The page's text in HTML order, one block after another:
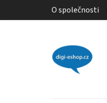
O společnosti